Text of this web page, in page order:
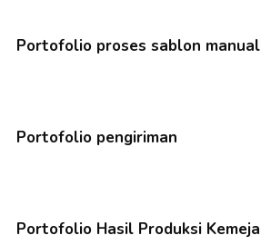
Portofolio proses sablon manual
Portofolio pengiriman
Portofolio Hasil Produksi Kemeja